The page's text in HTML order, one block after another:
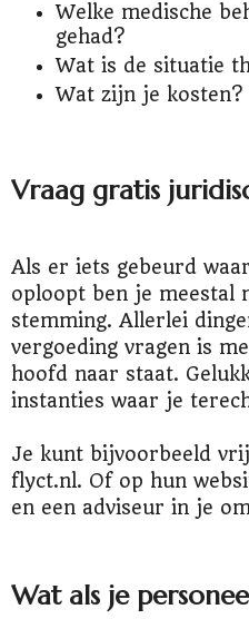
Welke medische
gehad?
Wat is de situatie
Wat zijn je kosten?
Vraag gratis
Als er iets gebeurd
oploopt ben je meestal
stemming. Allerlei
vergoeding vragen is
hoofd naar staat.
instanties waar je
Je kunt bijvoorbeeld
flyct.nl. Of op hun
en een adviseur in je
Wat als je